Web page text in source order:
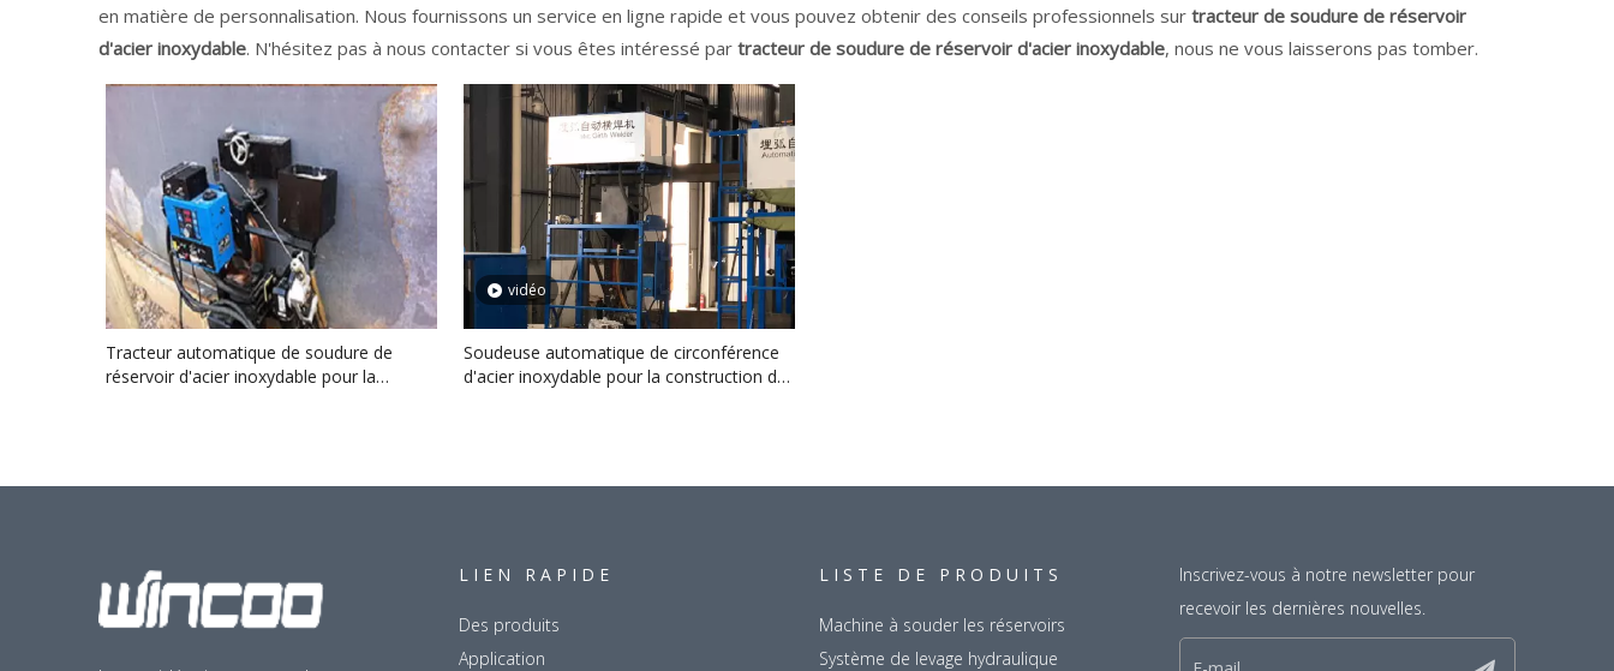
en matière de personnalisation. Nous fournissons un service en ligne rapide et vous pouvez obtenir des conseils professionnels sur tracteur de soudure de réservoir
d'acier inoxydable. N'hésitez pas à nous contacter si vous êtes intéressé par tracteur de soudure de réservoir d'acier inoxydable, nous ne vous laisserons pas tomber.
Tracteur automatique de soudure de
réservoir d'acier inoxydable pour la
vidéo
Soudeuse automatique de circonférence
d'acier inoxydable pour la construction de
LIEN RAPIDE
Des produits
Application
LISTE DE PRODUITS
Machine à souder les réservoirs
Système de levage hydraulique
Inscrivez-vous à notre newsletter pour
recevoir les dernières nouvelles.